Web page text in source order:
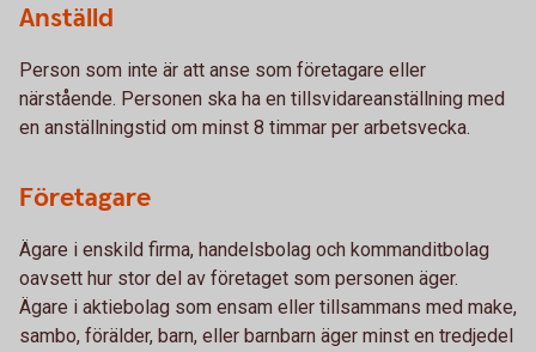
Anställd
Person som inte är att anse som företagare eller
närstående. Personen ska ha en tillsvidareanställning med
en anställningstid om minst 8 timmar per arbetsvecka.
Företagare
Ägare i enskild firma, handelsbolag och kommanditbolag
oavsett hur stor del av företaget som personen äger.
Ägare i aktiebolag som ensam eller tillsammans med make,
sambo, förälder, barn, eller barnbarn äger minst en tredjedel